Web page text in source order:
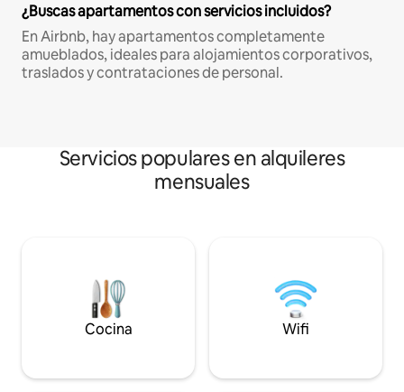
¿Buscas apartamentos con servicios incluidos?
En Airbnb, hay apartamentos completamente
amueblados, ideales para alojamientos corporativos,
traslados y contrataciones de personal.
Servicios populares en alquileres
mensuales
Cocina Wifi